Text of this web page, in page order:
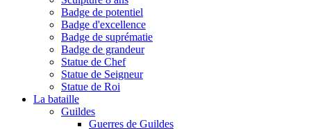
Badge de potentiel
Badge d'excellence
Badge de suprématie
Badge de grandeur
Statue de Chef
Statue de Seigneur
Statue de Roi
La bataille
Guildes
Guerres de Guildes